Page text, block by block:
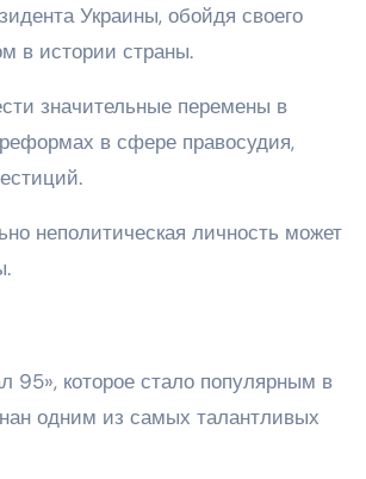
Украины, обойдя своего
в истории страны.
значительные перемены в
в сфере правосудия,
неполитическая личность может
95», которое стало популярным в
одним из самых талантливых